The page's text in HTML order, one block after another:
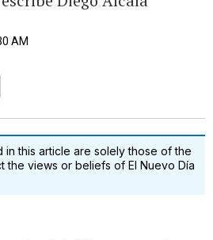
AM
this article are solely those of the
the views or beliefs of El Nuevo Día